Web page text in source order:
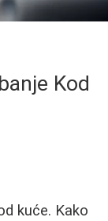
Kod
kuće. Kako